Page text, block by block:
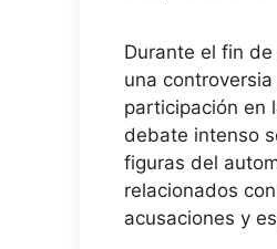
Durante el fin
una
participación en
debate intenso
figuras del
relacionados
acusaciones y